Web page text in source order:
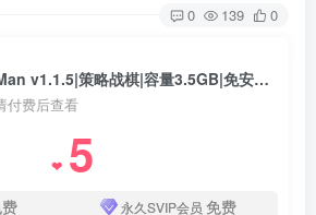
0 139 0
凡人之勇/Valor Of Man v1.1.5|策略战棋|容量3.5GB|免安装绿色中文版
付费后查看
❤ 5
永久SVIP会员 免费